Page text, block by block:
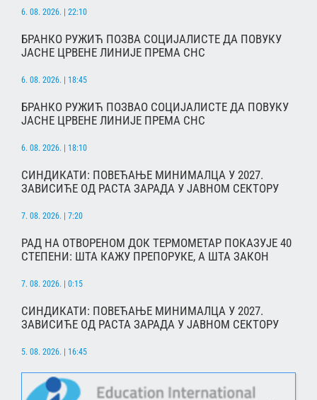
6. 08. 2026. | 22:10
БРАНКО РУЖИЋ ПОЗВА СОЦИЈАЛИСТЕ ДА ПОВУКУ
ЈАСНЕ ЦРВЕНЕ ЛИНИЈЕ ПРЕМА СНС
6. 08. 2026. | 18:45
БРАНКО РУЖИЋ ПОЗВАО СОЦИЈАЛИСТЕ ДА ПОВУКУ
ЈАСНЕ ЦРВЕНЕ ЛИНИЈЕ ПРЕМА СНС
6. 08. 2026. | 18:10
СИНДИКАТИ: ПОВЕЋАЊЕ МИНИМАЛЦА У 2027.
ЗАВИСИЋЕ ОД РАСТА ЗАРАДА У ЈАВНОМ СЕКТОРУ
7. 08. 2026. | 7:20
РАД НА ОТВОРЕНОМ ДОК ТЕРМОМЕТАР ПОКАЗУЈЕ 40
СТЕПЕНИ: ШТА КАЖУ ПРЕПОРУКЕ, А ШТА ЗАКОН
7. 08. 2026. | 0:15
СИНДИКАТИ: ПОВЕЋАЊЕ МИНИМАЛЦА У 2027.
ЗАВИСИЋЕ ОД РАСТА ЗАРАДА У ЈАВНОМ СЕКТОРУ
5. 08. 2026. | 16:45